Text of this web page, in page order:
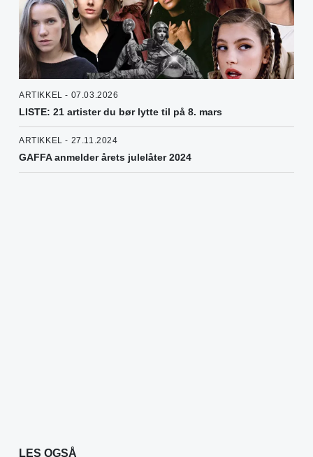
ARTIKKEL - 07.03.2026
LISTE: 21 artister du bør lytte til på 8. mars
ARTIKKEL - 27.11.2024
GAFFA anmelder årets julelåter 2024
LES OGSÅ